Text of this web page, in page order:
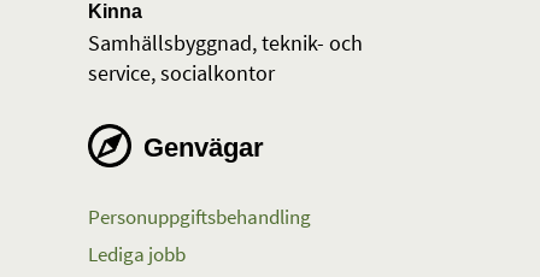
Kinna
Samhällsbyggnad, teknik- och
service, socialkontor
Genvägar
Personuppgiftsbehandling
Lediga jobb